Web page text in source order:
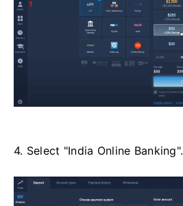
4. Select "India Online Banking".